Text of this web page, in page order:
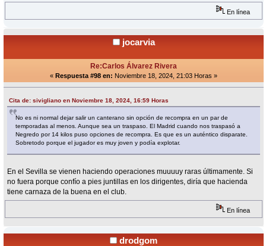
En línea
jocarvia
Re:Carlos Álvarez Rivera
« Respuesta #98 en: Noviembre 18, 2024, 21:03 Horas »
Cita de: sivigliano en Noviembre 18, 2024, 16:59 Horas
No es ni normal dejar salir un canterano sin opción de recompra en un par de
temporadas al menos. Aunque sea un traspaso. El Madrid cuando nos traspasó a
Negredo por 14 kilos puso opciones de recompra. Es que es un auténtico disparate.
Sobretodo porque el jugador es muy joven y podía explotar.
En el Sevilla se vienen haciendo operaciones muuuuy raras últimamente. Si
no fuera porque confío a pies juntillas en los dirigentes, diría que hacienda
tiene carnaza de la buena en el club.
En línea
drodgom